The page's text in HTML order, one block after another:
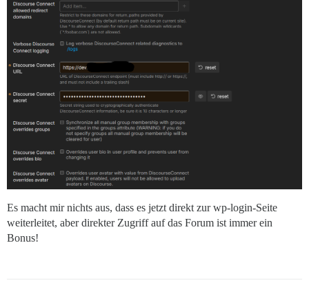
Es macht mir nichts aus, dass es jetzt direkt zur wp-login-Seite
weiterleitet, aber direkter Zugriff auf das Forum ist immer ein
Bonus!